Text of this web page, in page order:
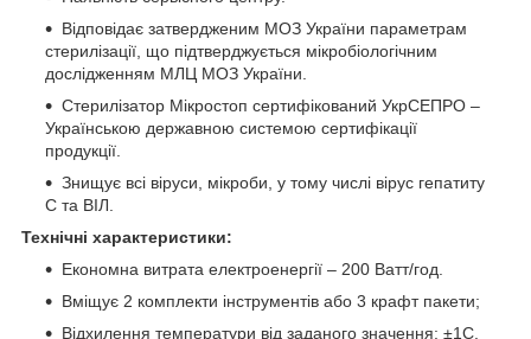
Відповідає затвердженим МОЗ України параметрам
стерилізації, що підтверджується мікробіологічним
дослідженням МЛЦ МОЗ України.
Стерилізатор Мікростоп сертифікований УкрСЕПРО –
Українською державною системою сертифікації
продукції.
Знищує всі віруси, мікроби, у тому числі вірус гепатиту
С та ВІЛ.
Технічні характеристики:
Економна витрата електроенергії – 200 Ватт/год.
Вміщує 2 комплекти інструментів або 3 крафт пакети;
Відхилення температури від заданого значення: ±1С.